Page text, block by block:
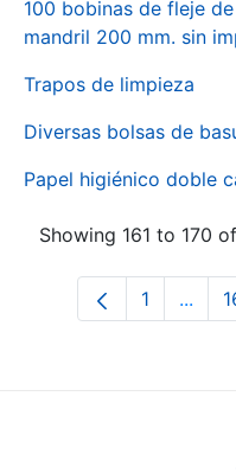
100 bobinas de fleje
mandril 200 mm. sin
Trapos de limpieza
Diversas bolsas de
Papel higiénico doble
Showing 161 to 170
Page
1 ...